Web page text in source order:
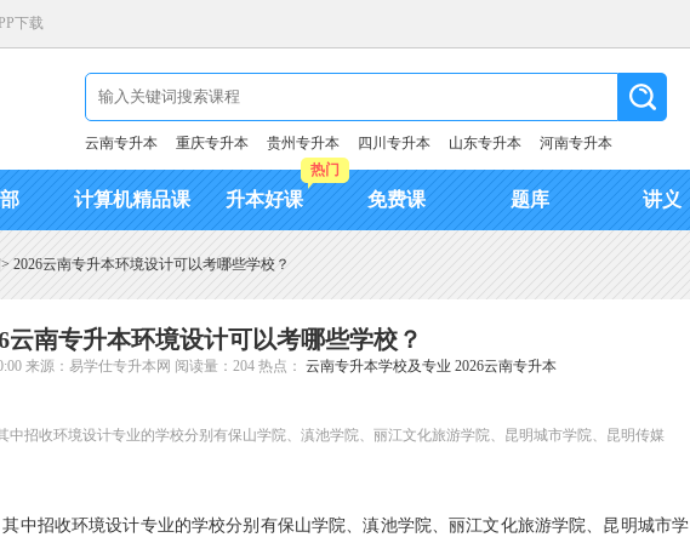
下载
云南专升本 重庆专升本 贵州专升本 四川专升本 山东专升本 河南专升本
计算机精品课 升本好课
热门
免费课 题库 讲义
> 2026云南专升本环境设计可以考哪些学校？
云南专升本环境设计可以考哪些学校？
来源：易学仕专升本网 阅读量：204 热点： 云南专升本学校及专业 2026云南专升本
中招收环境设计专业的学校分别有保山学院、滇池学院、丽江文化旅游学院、昆明城市学院、昆明传媒
中招收环境设计专业的学校分别有保山学院、滇池学院、丽江文化旅游学院、昆明城市学